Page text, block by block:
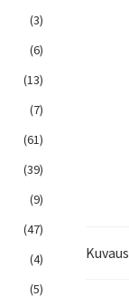
Kuvaus
(3)
(6)
(13)
(7)
(61)
(39)
(9)
(47)
(4)
(5)